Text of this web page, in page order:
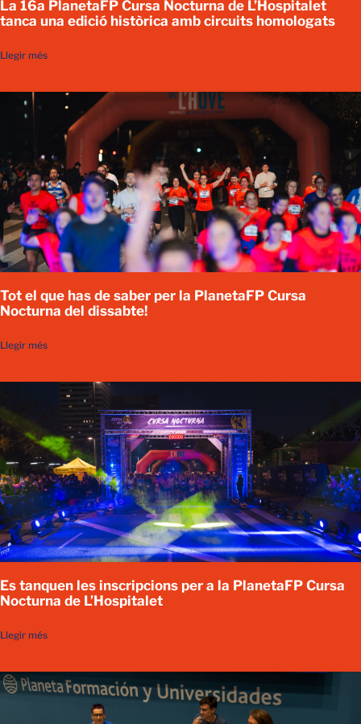
La 16a PlanetaFP Cursa Nocturna de L’Hospitalet
tanca una edició històrica amb circuits homologats
Llegir més
Tot el que has de saber per la PlanetaFP Cursa
Nocturna del dissabte!
Llegir més
Es tanquen les inscripcions per a la PlanetaFP Cursa
Nocturna de L’Hospitalet
Llegir més